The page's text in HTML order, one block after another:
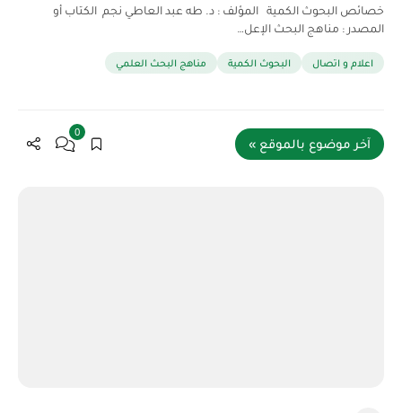
خصائص البحوث الكمية المؤلف : د. طه عبد العاطي نجم الكتاب أو
المصدر : مناهج البحث الإعل…
اعلام و اتصال البحوث الكمية مناهج البحث العلمي
آخر موضوع بالموقع »
0